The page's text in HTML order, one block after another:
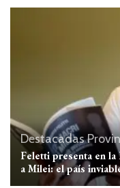
Destacadas
Feletti presenta en
a Milei: el país